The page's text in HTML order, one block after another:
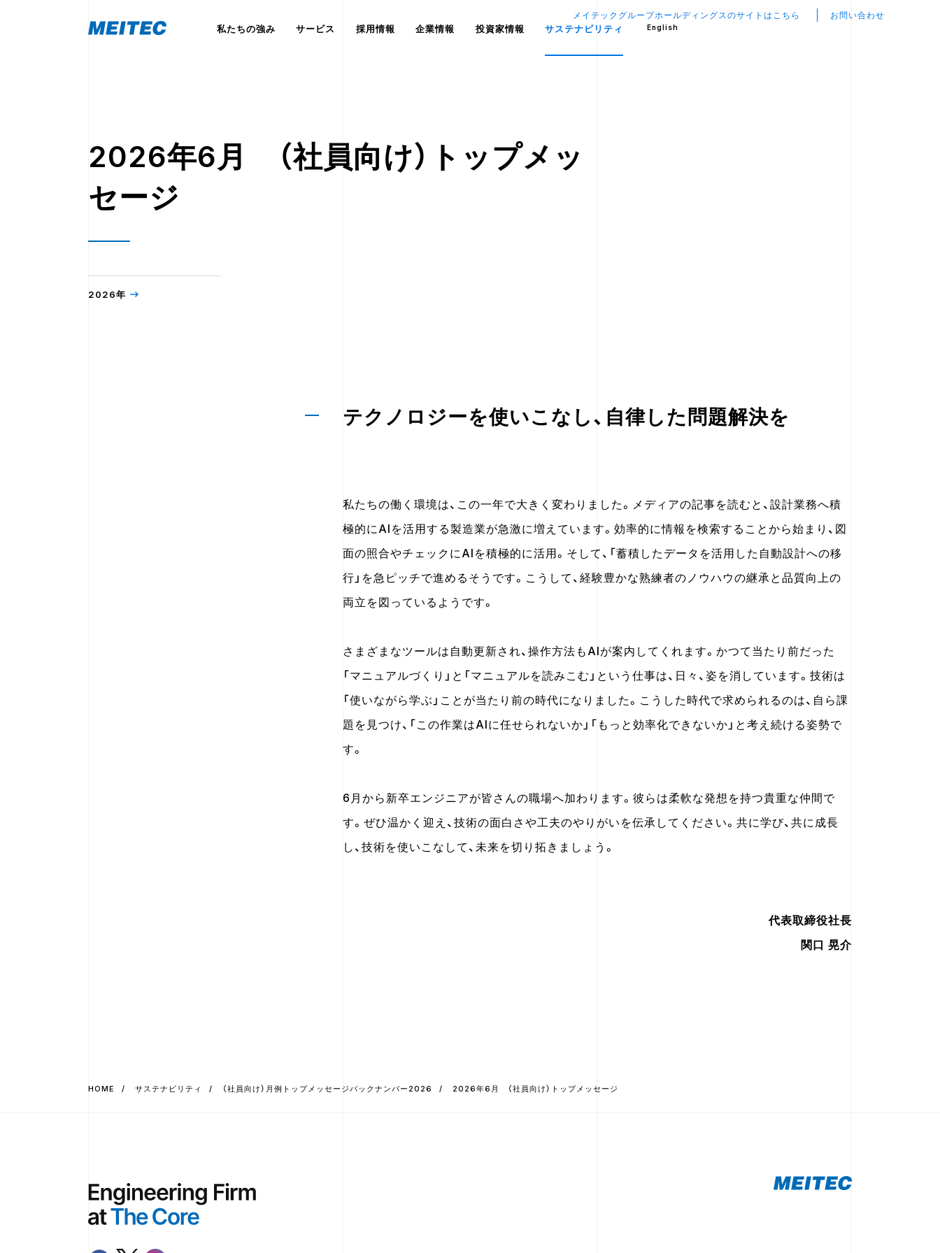
私たちの強み サービス 採用情報 企業情報 投資家情報 サステナビリティ English
メイテックグループホールディングスのサイトはこちら お問い合わせ
2026年6月 （社員向け）トップメッ
セージ
2026年
テクノロジーを使いこなし、自律した問題解決を
私たちの働く環境は、この一年で大きく変わりました。メディアの記事を読むと、設計業務へ積
極的にAIを活用する製造業が急激に増えています。効率的に情報を検索することから始まり、図
面の照合やチェックにAIを積極的に活用。そして、「蓄積したデータを活用した自動設計への移
行」を急ピッチで進めるそうです。こうして、経験豊かな熟練者のノウハウの継承と品質向上の
両立を図っているようです。
さまざまなツールは自動更新され、操作方法もAIが案内してくれます。かつて当たり前だった
「マニュアルづくり」と「マニュアルを読みこむ」という仕事は、日々、姿を消しています。技術は
「使いながら学ぶ」ことが当たり前の時代になりました。こうした時代で求められるのは、自ら課
題を見つけ、「この作業はAIに任せられないか」「もっと効率化できないか」と考え続ける姿勢で
す。
6月から新卒エンジニアが皆さんの職場へ加わります。彼らは柔軟な発想を持つ貴重な仲間で
す。ぜひ温かく迎え、技術の面白さや工夫のやりがいを伝承してください。共に学び、共に成長
し、技術を使いこなして、未来を切り拓きましょう。
代表取締役社長
関口 晃介
HOME サステナビリティ （社員向け）月例トップメッセージバックナンバー2026 2026年6月 （社員向け）トップメッセージ